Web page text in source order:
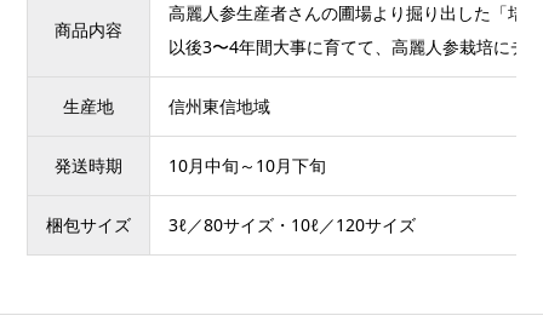
商品内容
高麗人参生産者さんの圃場より掘り出した「培
以後3〜4年間大事に育てて、高麗人参栽培にチ
生産地 信州東信地域
発送時期 10月中旬～10月下旬
梱包サイズ 3ℓ／80サイズ・10ℓ／120サイズ